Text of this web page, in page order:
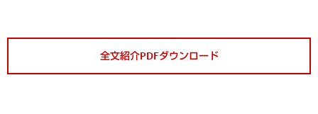
全文紹介PDFダウンロード